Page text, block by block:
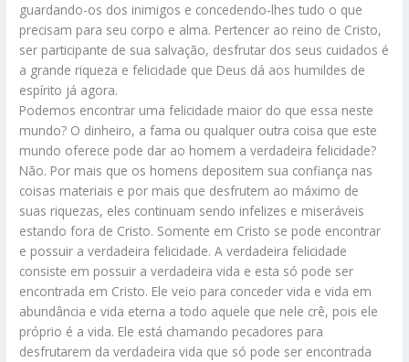
guardando-os dos inimigos e concedendo-lhes tudo o que
precisam para seu corpo e alma. Pertencer ao reino de Cristo,
ser participante de sua salvação, desfrutar dos seus cuidados é
a grande riqueza e felicidade que Deus dá aos humildes de
espírito já agora.
Podemos encontrar uma felicidade maior do que essa neste
mundo? O dinheiro, a fama ou qualquer outra coisa que este
mundo oferece pode dar ao homem a verdadeira felicidade?
Não. Por mais que os homens depositem sua confiança nas
coisas materiais e por mais que desfrutem ao máximo de
suas riquezas, eles continuam sendo infelizes e miseráveis
estando fora de Cristo. Somente em Cristo se pode encontrar
e possuir a verdadeira felicidade. A verdadeira felicidade
consiste em possuir a verdadeira vida e esta só pode ser
encontrada em Cristo. Ele veio para conceder vida e vida em
abundância e vida eterna a todo aquele que nele crê, pois ele
próprio é a vida. Ele está chamando pecadores para
desfrutarem da verdadeira vida que só pode ser encontrada